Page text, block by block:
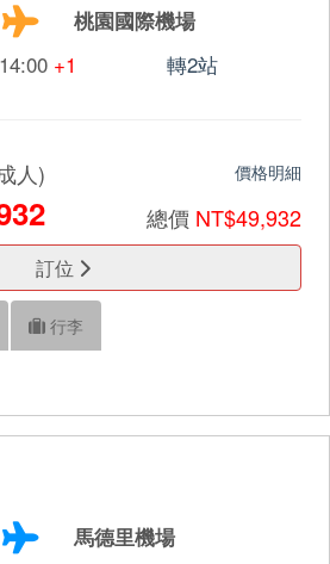
桃園國際機場
14:00 +1 轉2站
人) 價格明細
總價 NT$49,932
訂位
行李
馬德里機場